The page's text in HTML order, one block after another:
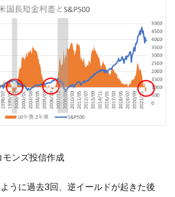
ンズ投信作成
うに過去3回、逆イールドが起きた後